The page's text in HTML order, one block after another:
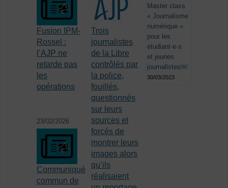
Fusion IPM-
Rossel :
l’AJP ne
retarde pas
les
opérations
Trois
journalistes
de la Libre
contrôlés par
la police,
fouillés,
questionnés
sur leurs
sources et
forcés de
montrer leurs
images alors
qu’ils
réalisaient
23/02/2026
Communiqué
commun de
Master class
« Journalisme
numérique »
pour les
étudiant·e·s
et jeunes
journalistes￼
30/03/2023